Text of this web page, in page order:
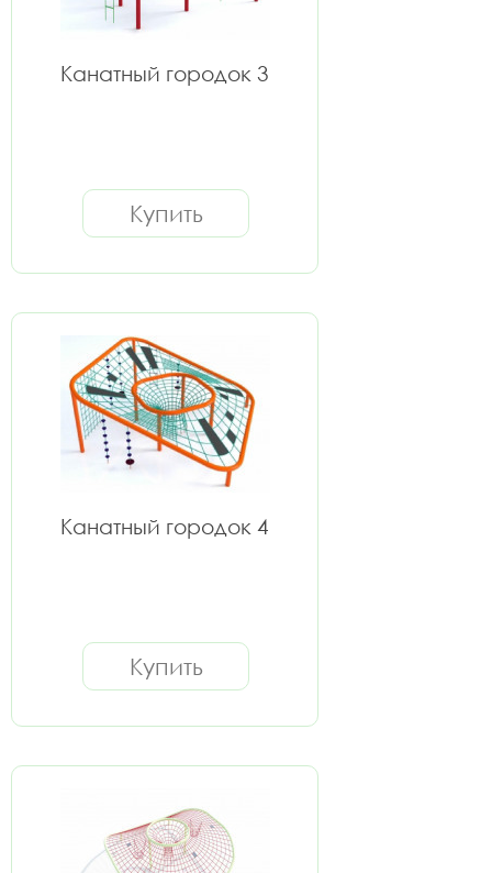
Канатный городок 3
Купить
Канатный городок 4
Купить